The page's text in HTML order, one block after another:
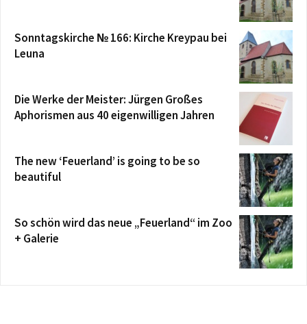
Sonntagskirche № 166: Kirche Kreypau bei
Leuna
Die Werke der Meister: Jürgen Großes
Aphorismen aus 40 eigenwilligen Jahren
The new ‘Feuerland’ is going to be so
beautiful
So schön wird das neue „Feuerland“ im Zoo
+ Galerie